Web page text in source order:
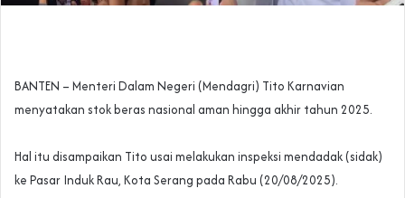
‎BANTEN – Menteri Dalam Negeri (Mendagri) Tito Karnavian
menyatakan stok beras nasional aman hingga akhir tahun 2025.
‎Hal itu disampaikan Tito usai melakukan inspeksi mendadak (sidak)
ke Pasar Induk Rau, Kota Serang pada Rabu (20/08/2025).